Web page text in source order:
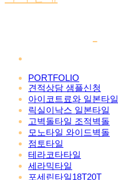
PORTFOLIO
견적상담 샘플신청
아이코트료와 일본타일
릭실이낙스 일본타일
고벽돌타일 조적벽돌
모노타일 와이드벽돌
점토타일
테라코타타일
세라믹타일
포세린타일18T20T